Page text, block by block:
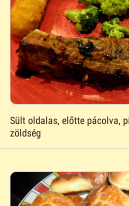
Sült oldalas, előtte pácolva,
zöldség